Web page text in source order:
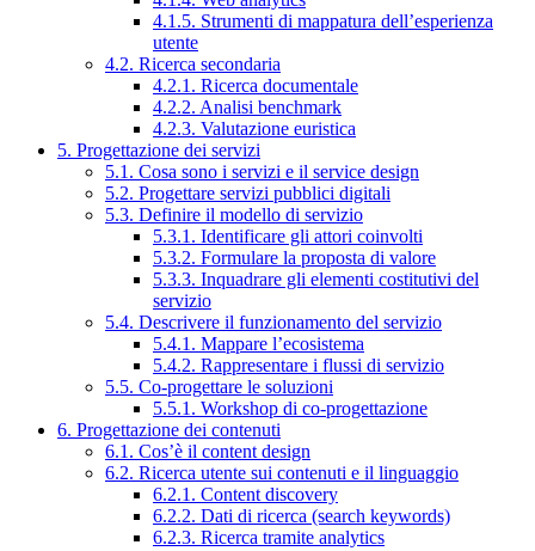
4.1.5. Strumenti di mappatura dell’esperienza
utente
4.2. Ricerca secondaria
4.2.1. Ricerca documentale
4.2.2. Analisi benchmark
4.2.3. Valutazione euristica
5. Progettazione dei servizi
5.1. Cosa sono i servizi e il service design
5.2. Progettare servizi pubblici digitali
5.3. Definire il modello di servizio
5.3.1. Identificare gli attori coinvolti
5.3.2. Formulare la proposta di valore
5.3.3. Inquadrare gli elementi costitutivi del
servizio
5.4. Descrivere il funzionamento del servizio
5.4.1. Mappare l’ecosistema
5.4.2. Rappresentare i flussi di servizio
5.5. Co-progettare le soluzioni
5.5.1. Workshop di co-progettazione
6. Progettazione dei contenuti
6.1. Cos’è il content design
6.2. Ricerca utente sui contenuti e il linguaggio
6.2.1. Content discovery
6.2.2. Dati di ricerca (search keywords)
6.2.3. Ricerca tramite analytics